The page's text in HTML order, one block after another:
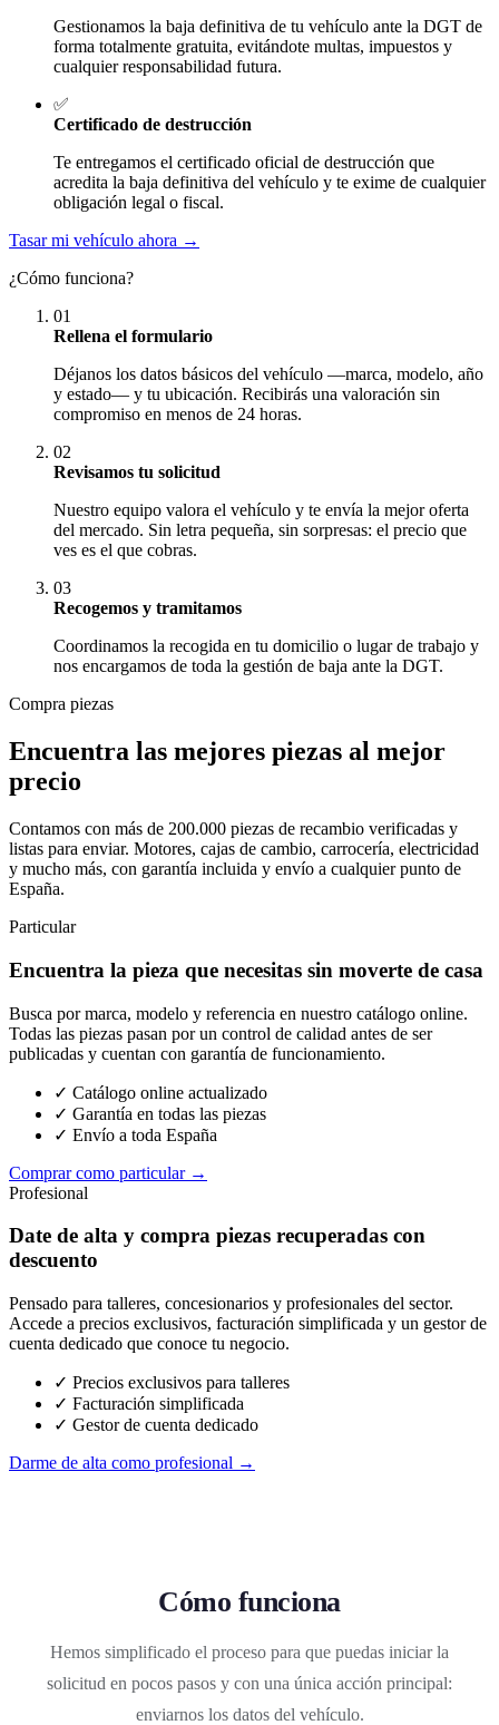
Gestionamos la baja definitiva de tu vehículo ante la DGT de
forma totalmente gratuita, evitándote multas, impuestos y
cualquier responsabilidad futura.
✅
Certificado de destrucción
Te entregamos el certificado oficial de destrucción que
acredita la baja definitiva del vehículo y te exime de cualquier
obligación legal o fiscal.
Tasar mi vehículo ahora →
¿Cómo funciona?
01
Rellena el formulario
Déjanos los datos básicos del vehículo —marca, modelo, año
y estado— y tu ubicación. Recibirás una valoración sin
compromiso en menos de 24 horas.
02
Revisamos tu solicitud
Nuestro equipo valora el vehículo y te envía la mejor oferta
del mercado. Sin letra pequeña, sin sorpresas: el precio que
ves es el que cobras.
03
Recogemos y tramitamos
Coordinamos la recogida en tu domicilio o lugar de trabajo y
nos encargamos de toda la gestión de baja ante la DGT.
Compra piezas
Encuentra las mejores piezas al mejor
precio
Contamos con más de 200.000 piezas de recambio verificadas y
listas para enviar. Motores, cajas de cambio, carrocería, electricidad
y mucho más, con garantía incluida y envío a cualquier punto de
España.
Particular
Encuentra la pieza que necesitas sin moverte de casa
Busca por marca, modelo y referencia en nuestro catálogo online.
Todas las piezas pasan por un control de calidad antes de ser
publicadas y cuentan con garantía de funcionamiento.
✓ Catálogo online actualizado
✓ Garantía en todas las piezas
✓ Envío a toda España
Comprar como particular →
Profesional
Date de alta y compra piezas recuperadas con
descuento
Pensado para talleres, concesionarios y profesionales del sector.
Accede a precios exclusivos, facturación simplificada y un gestor de
cuenta dedicado que conoce tu negocio.
✓ Precios exclusivos para talleres
✓ Facturación simplificada
✓ Gestor de cuenta dedicado
Darme de alta como profesional →
Cómo funciona
Hemos simplificado el proceso para que puedas iniciar la
solicitud en pocos pasos y con una única acción principal:
enviarnos los datos del vehículo.